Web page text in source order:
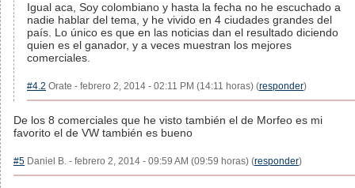
Igual aca, Soy colombiano y hasta la fecha no he escuchado a
nadie hablar del tema, y he vivido en 4 ciudades grandes del
país. Lo único es que en las noticias dan el resultado diciendo
quien es el ganador, y a veces muestran los mejores
comerciales.
#4.2 Orate - febrero 2, 2014 - 02:11 PM (14:11 horas) (responder)
De los 8 comerciales que he visto también el de Morfeo es mi
favorito el de VW también es bueno
#5 Daniel B. - febrero 2, 2014 - 09:59 AM (09:59 horas) (responder)